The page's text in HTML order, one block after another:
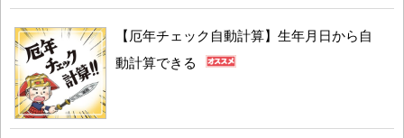
【厄年チェック自動計算】生年月日から自
動計算できる